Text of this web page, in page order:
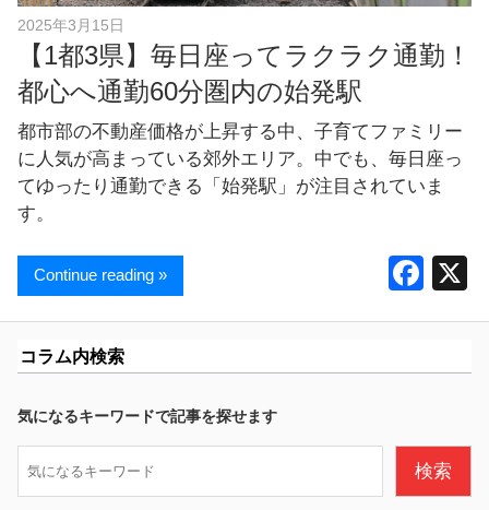
！
2025年3月15日
【1都3県】毎日座ってラクラク通勤！
都心へ通勤60分圏内の始発駅
都市部の不動産価格が上昇する中、子育てファミリー
に人気が高まっている郊外エリア。中でも、毎日座っ
てゆったり通勤できる「始発駅」が注目されていま
す。
F
e
o
o
Continue reading »
コラム内検索
気になるキーワードで記事を探せます
索
検索